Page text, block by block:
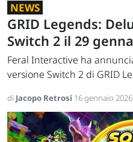
NEWS
GRID Legends:
Switch 2 il 29
Feral Interactive ha
versione Switch 2 di GRID
di Jacopo Retrosi 16 gennaio 2026